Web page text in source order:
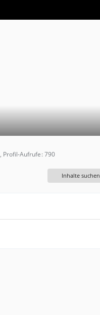
Profil-Aufrufe 790
Inhalte suchen